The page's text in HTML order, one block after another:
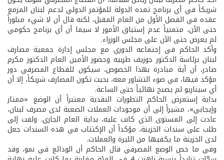
شريكاً في أي برنامج تعده الدولة للمؤتمر الدولي لدعم لبنان المزمع
عقده في الفصل الأول من العام المقبل، لكنه قال أن لا شيء مبلوراً
حتى الآن، متمنياً عدم إستباق الأمور لا سيما أن أي برنامج حكومي
لم يعرض حتى الآن على مجلس الوزراء.
وأكد الحاكم في إجتماعه الدوري مع مجلس إدارة جمعية مصارف
لبنان برئاسة الدكتور جوزيف طربيه وحضور الأمين العام الدكتور مكرم
صادر، أن أية مبادرة بهذا الخصوص، سيكون للقطاع المصرفي دور
مؤكد فيها، في ضوء التشاور معه، بحيث تكون المصارف شريكاً، إلا أن
أي سيناريو لم يصبح نهائياً حتى الساعة.
بداية إستعرض الحاكم التطورات النقدية معتبراً أن الوضع «ممتاز
وإيجابي»، مشيراً إلى أن موجودات العملات الصعبة لدى مصرف لبنان،
عادت إلى المستوى الذي كانت عليه، بداية العام الجاري. ولفت إلى
طلب على سندات الخزينة، مؤكداً أن الإكتتاب في هذه السندات جعل
لدى الخزينة ما يكفيها من الليرة والعملات.
وفي ما خص الوضع المصرفي قال الحاكم أن الودائع في نمو، وقد